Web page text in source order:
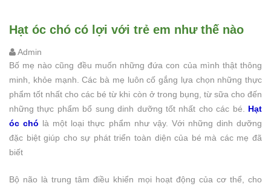
Hạt óc chó có lợi với trẻ em như thế nào
Admin
Bố mẹ nào cũng đều muốn những đứa con của mình thật thông
minh, khỏe mạnh. Các bà mẹ luôn cố gắng lựa chọn những thực
phẩm tốt nhất cho các bé từ khi còn ở trong bụng, từ sữa cho đến
những thực phẩm bổ sung dinh dưỡng tốt nhất cho các bé. Hạt
óc chó là một loại thực phẩm như vậy. Với những dinh dưỡng
đặc biệt giúp cho sự phát triển toàn diện của bé mà các mẹ đã
biết
Bộ não là trung tâm điều khiển mọi hoạt động của cơ thể, cho